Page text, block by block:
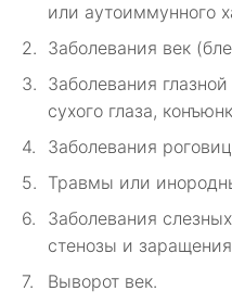
или аутоиммунного
Заболевания век
Заболевания
сухого глаза,
Заболевания
Травмы или
Заболевания
стенозы и
Выворот век.